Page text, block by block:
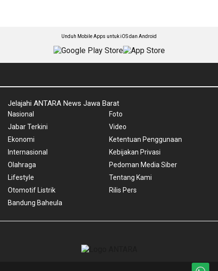
Unduh Mobile Apps untuk iOS dan Android
Jelajahi ANTARA News Jawa Barat
Nasional
Jabar Terkini
Ekonomi
Internasional
Olahraga
Lifestyle
Otomotif Listrik
Bandung Baheula
Foto
Video
Ketentuan Penggunaan
Kebijakan Privasi
Pedoman Media Siber
Tentang Kami
Rilis Pers